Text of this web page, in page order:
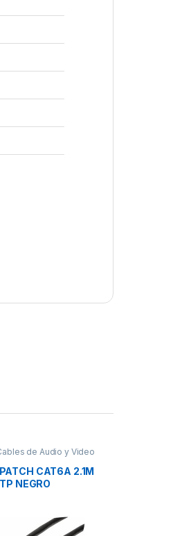
de Audio y Video
CAT6A 2.1M
NEGRO